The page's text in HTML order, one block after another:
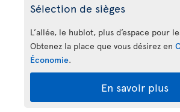
Sélection de sièges
L’allée, le hublot, plus d’espace pour
Obtenez la place que vous désirez en
Économie.
En savoir plus